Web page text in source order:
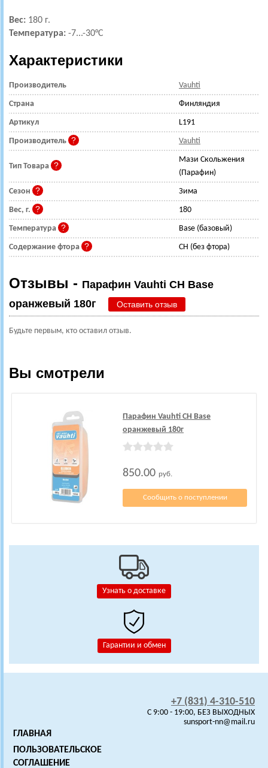
Узнать о доставке
Гарантии и обмен
Вес: 180 г.
Температура: -7...-30°С
Характеристики
Производитель Vauhti
Страна Финляндия
Артикул L191
Производитель Vauhti
Тип Товара
Мази Скольжения
(Парафин)
Сезон Зима
Вес, г. 180
Температура Base (базовый)
Содержание фтора CH (без фтора)
Отзывы - Парафин Vauhti CH Base
оранжевый 180г
Оставить отзыв
Будьте первым, кто оставил отзыв.
Вы смотрели
Парафин Vauhti CH Base
оранжевый 180г
850.00 руб.
Сообщить о поступлении
+7 (831) 4-310-510
C 9:00 - 19:00, БЕЗ ВЫХОДНЫХ
sunsport-nn@mail.ru
ГЛАВНАЯ
ПОЛЬЗОВАТЕЛЬСКОЕ
СОГЛАШЕНИЕ